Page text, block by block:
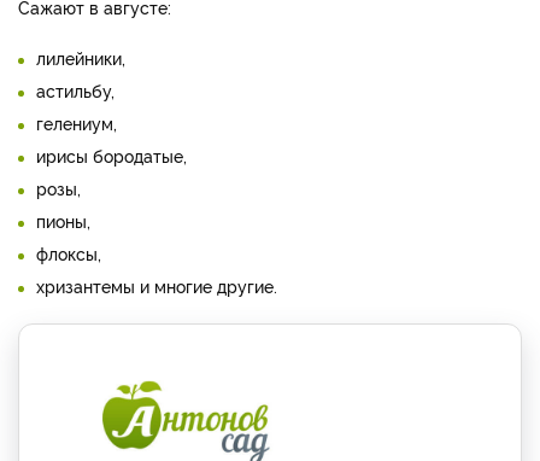
Сажают в августе:
лилейники,
астильбу,
гелениум,
ирисы бородатые,
розы,
пионы,
флоксы,
хризантемы и многие другие.